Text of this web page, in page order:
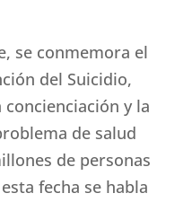
se conmemora el
del Suicidio,
y la
de salud
de personas
fecha se habla